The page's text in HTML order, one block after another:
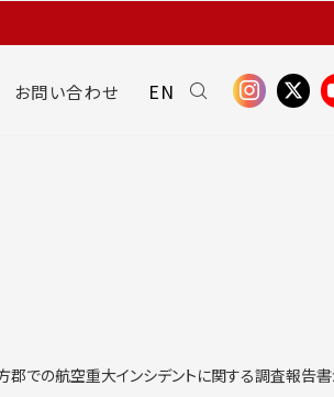
お問い合わせ EN
郡での航空重大インシデントに関する調査報告